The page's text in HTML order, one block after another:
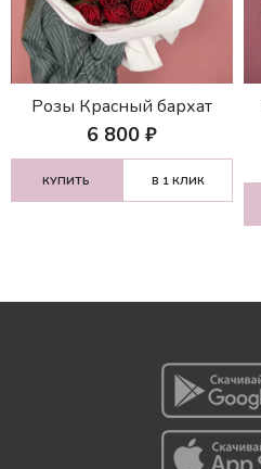
Розы Красный бархат
6 800 ₽
КУПИТЬ В 1 КЛИК